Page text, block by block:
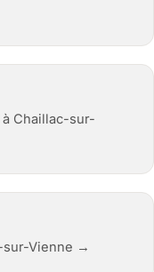
à Chaillac-sur-
sur-Vienne →